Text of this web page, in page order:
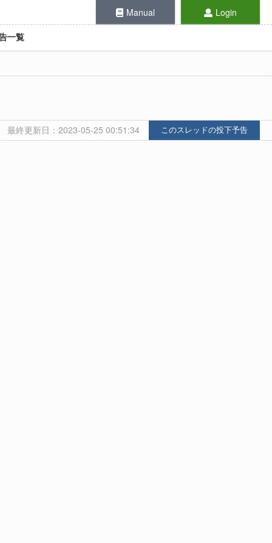
Manual Login
一覧
最終更新日：2023-05-25 00:51:34 このスレッドの投下予告